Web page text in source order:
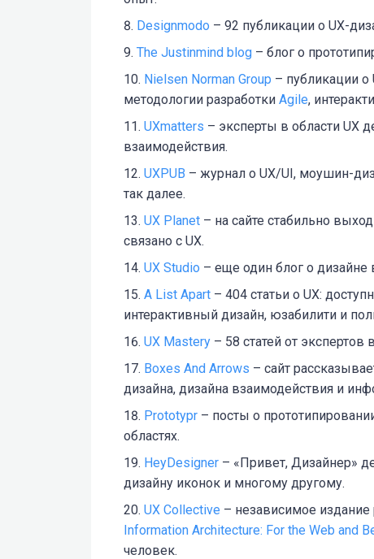
Designmodo – 92 публикации о UX-
The Justinmind blog – блог о
Nielsen Norman Group – публикации о
методологии разработки Agile,
UXmatters – эксперты в области UX
взаимодействия.
UXPUB – журнал о UX/UI, моушин-
так далее.
UX Planet – на сайте стабильно
связано с UX.
UX Studio – еще один блог о дизайне
A List Apart – 404 статьи о UX:
интерактивный дизайн, юзабилити и
UX Mastery – 58 статей от экспертов
Boxes And Arrows – сайт
дизайна, дизайна взаимодействия и
Prototypr – посты о
областях.
HeyDesigner – «Привет, Дизайнер»
дизайну иконок и многому другому.
UX Collective – независимое издание
Information Architecture: For the Web and
человек.